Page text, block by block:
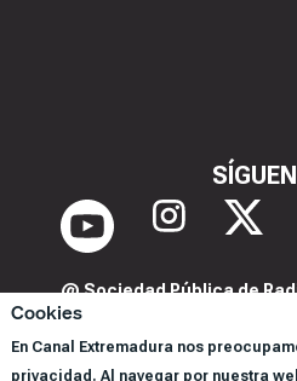
Cookies
En Canal Extremadura nos
privacidad. Al navegar por nuestra
@ Sociedad Pública de
POLITICA DE